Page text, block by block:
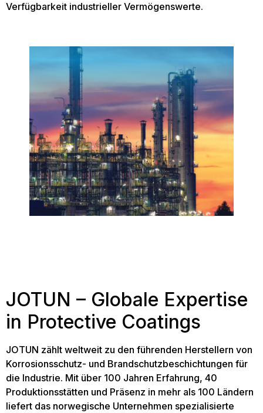
Verfügbarkeit industrieller Vermögenswerte.
JOTUN – Globale Expertise
in Protective Coatings
JOTUN zählt weltweit zu den führenden Herstellern von
Korrosionsschutz- und Brandschutzbeschichtungen für
die Industrie. Mit über 100 Jahren Erfahrung, 40
Produktionsstätten und Präsenz in mehr als 100 Ländern
liefert das norwegische Unternehmen spezialisierte